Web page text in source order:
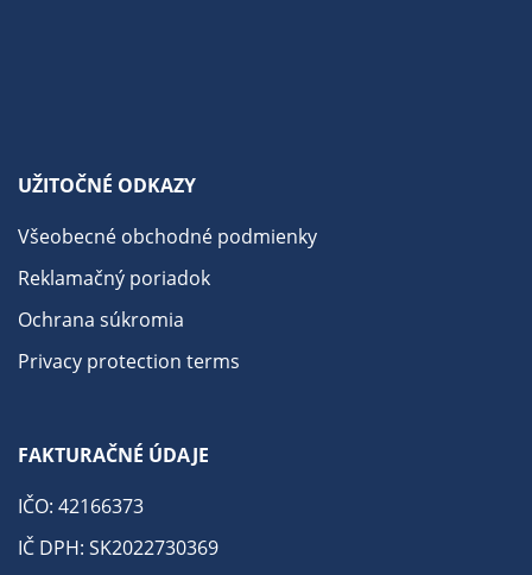
UŽITOČNÉ ODKAZY
Všeobecné obchodné podmienky
Reklamačný poriadok
Ochrana súkromia
Privacy protection terms
FAKTURAČNÉ ÚDAJE
IČO: 42166373
IČ DPH: SK2022730369